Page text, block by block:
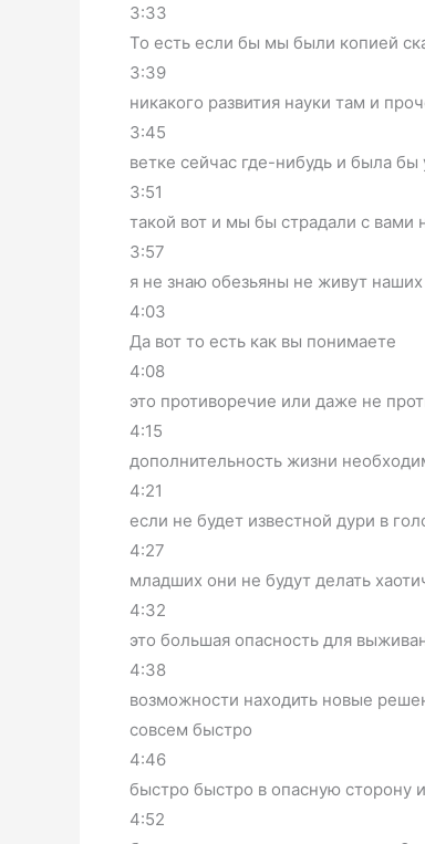
3:33
То есть если бы мы были копией
3:39
никакого развития науки там и
3:45
ветке сейчас где-нибудь и была бы
3:51
такой вот и мы бы страдали с вами
3:57
я не знаю обезьяны не живут наших
4:03
Да вот то есть как вы понимаете
4:08
это противоречие или даже не
4:15
дополнительность жизни
4:21
если не будет известной дури в
4:27
младших они не будут делать
4:32
это большая опасность для
4:38
возможности находить новые
совсем быстро
4:46
быстро быстро в опасную сторону
4:52